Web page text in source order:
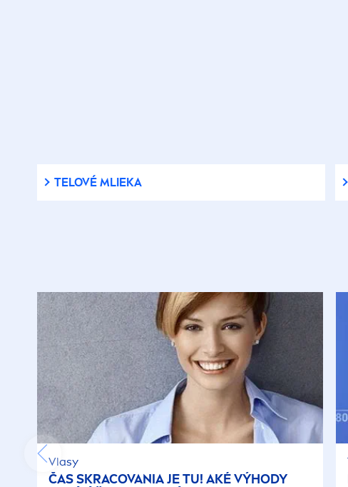
TELOVÉ MLIEKA
Vlasy
ČAS SKRACOVANIA JE TU! AKÉ VÝHODY